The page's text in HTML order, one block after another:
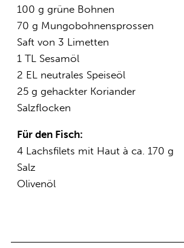
100 g grüne Bohnen
70 g Mungobohnensprossen
Saft von 3 Limetten
1 TL Sesamöl
2 EL neutrales Speiseöl
25 g gehackter Koriander
Salzflocken
Für den Fisch:
4 Lachsfilets mit Haut à ca. 170 g
Salz
Olivenöl